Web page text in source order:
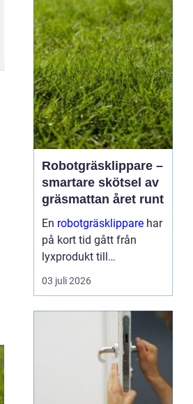
huset, höjer värdet på
bostaden och skapar en
vardagsmiljö som håller
länge. Med rätt
kompetens, bra
underarbete oc...
Robotgräsklippare –
smartare skötsel av
gräsmattan året runt
En robotgräsklippare har
på kort tid gått från
lyxprodukt till
vardagsverktyg i många
svenska trädgårdar. Den
03 juli 2026